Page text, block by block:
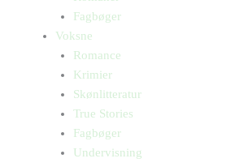
Fagbøger
Voksne
Romance
Krimier
Skønlitteratur
True Stories
Fagbøger
Undervisning